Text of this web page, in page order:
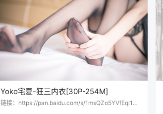
Yoko宅夏-狂三内衣[30P-254M]
链接：https://pan.baidu.com/s/1msQZo5YVfEql1K